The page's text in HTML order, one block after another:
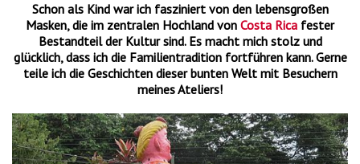
Schon als Kind war ich fasziniert von den lebensgroßen
Masken, die im zentralen Hochland von Costa Rica fester
Bestandteil der Kultur sind. Es macht mich stolz und
glücklich, dass ich die Familientradition fortführen kann. Gerne
teile ich die Geschichten dieser bunten Welt mit Besuchern
meines Ateliers!